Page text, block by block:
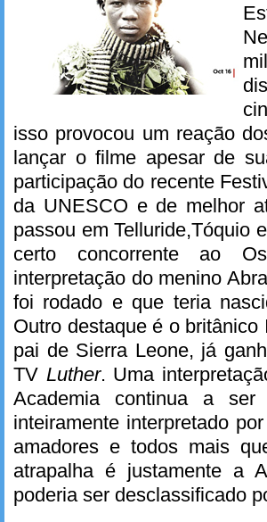
isso provocou um reação
lançar o filme apesar de
participação do recente
da UNESCO e de melhor
passou em Telluride,Tóquio
certo concorrente ao
interpretação do menino
foi rodado e que teria
Outro destaque é o
pai de Sierra Leone, já
TV Luther. Uma
Academia continua a
inteiramente interpretado
amadores e todos mais
atrapalha é justamente a
poderia ser desclassificado